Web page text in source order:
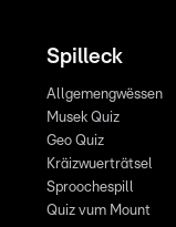
Spilleck
Allgemengwëssen
Musek Quiz
Geo Quiz
Kräizwuerträtsel
Sproochespill
Quiz vum Mount